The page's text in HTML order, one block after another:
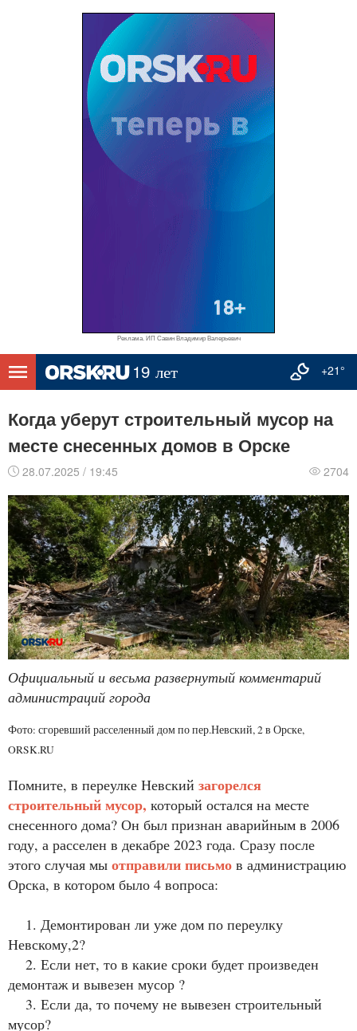
Реклама. ИП Савин Владимир Валерьевич
+21°
Когда уберут строительный мусор на
месте снесенных домов в Орске
28.07.2025 / 19:45 2704
Официальный и весьма развернутый комментарий
администраций города
Фото: сгоревший расселенный дом по пер.Невский, 2 в Орске,
ORSK.RU
Помните, в переулке Невский загорелся
строительный мусор, который остался на месте
снесенного дома? Он был признан аварийным в 2006
году, а расселен в декабре 2023 года. Сразу после
этого случая мы отправили письмо в администрацию
Орска, в котором было 4 вопроса:
1. Демонтирован ли уже дом по переулку
Невскому,2?
2. Если нет, то в какие сроки будет произведен
демонтаж и вывезен мусор ?
3. Если да, то почему не вывезен строительный
мусор?